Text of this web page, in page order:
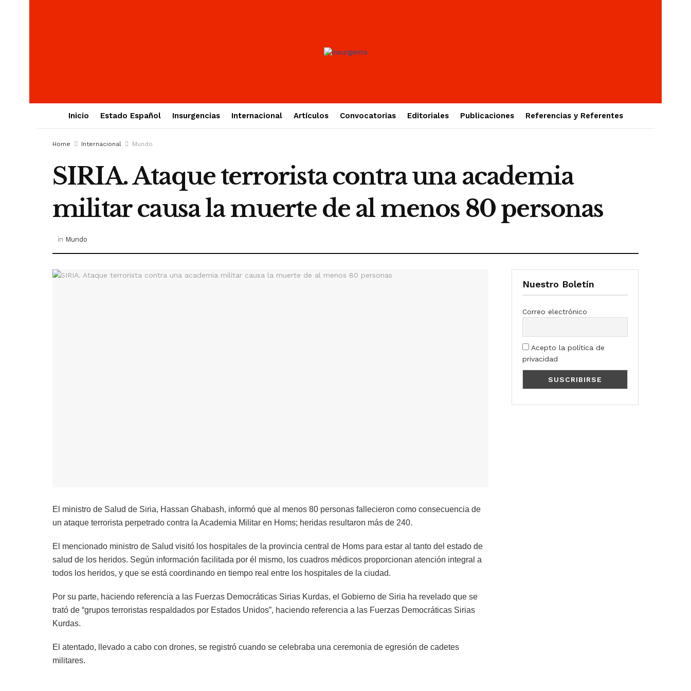
Inicio Estado Español Insurgencias Internacional Artículos Convocatorias Editoriales Publicaciones Referencias y Referentes
Home Internacional Mundo
SIRIA. Ataque terrorista contra una academia
militar causa la muerte de al menos 80 personas
in Mundo
El ministro de Salud de Siria, Hassan Ghabash, informó que al menos 80 personas fallecieron como consecuencia de
un ataque terrorista perpetrado contra la Academia Militar en Homs; heridas resultaron más de 240.
El mencionado ministro de Salud visitó los hospitales de la provincia central de Homs para estar al tanto del estado de
salud de los heridos. Según información facilitada por él mismo, los cuadros médicos proporcionan atención integral a
todos los heridos, y que se está coordinando en tiempo real entre los hospitales de la ciudad.
Por su parte, haciendo referencia a las Fuerzas Democráticas Sirias Kurdas, el Gobierno de Siria ha revelado que se
trató de “grupos terroristas respaldados por Estados Unidos”, haciendo referencia a las Fuerzas Democráticas Sirias
Kurdas.
El atentado, llevado a cabo con drones, se registró cuando se celebraba una ceremonia de egresión de cadetes
militares.
Nuestro Boletín
Correo electrónico
Acepto la política de
privacidad